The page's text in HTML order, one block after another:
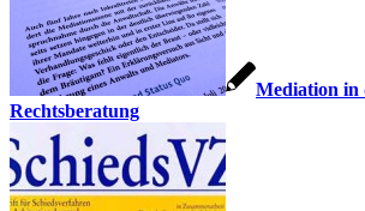
Mediation in
Rechtsberatung